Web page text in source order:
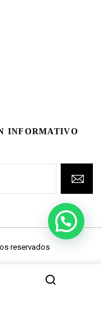
INFORMATIVO
reservados